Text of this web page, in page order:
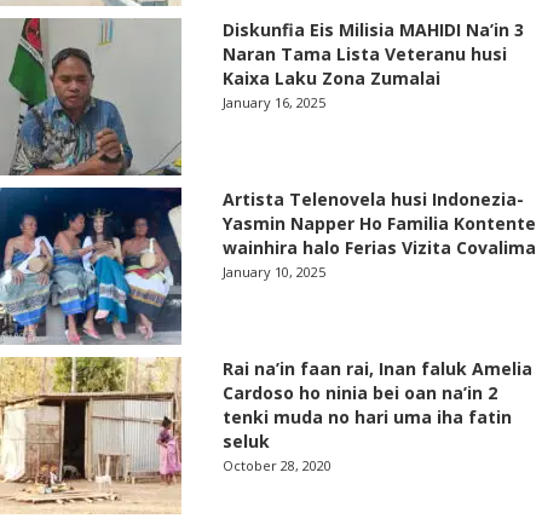
Diskunfia Eis Milisia MAHIDI Na’in 3
Naran Tama Lista Veteranu husi
Kaixa Laku Zona Zumalai
January 16, 2025
Artista Telenovela husi Indonezia-
Yasmin Napper Ho Familia Kontente
wainhira halo Ferias Vizita Covalima
January 10, 2025
Rai na’in faan rai, Inan faluk Amelia
Cardoso ho ninia bei oan na’in 2
tenki muda no hari uma iha fatin
seluk
October 28, 2020